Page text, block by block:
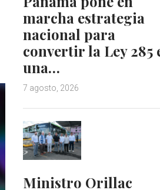
marcha estrategia
nacional para
convertir la Ley 285
una…
7 agosto, 2026
Ministro Orillac